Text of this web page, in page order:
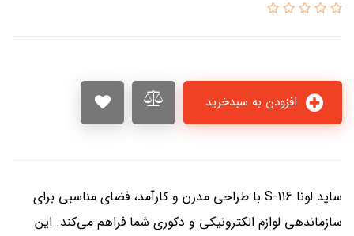
ساید لونا S-116 با طراحی مدرن و کارآمد، فضای مناسبی برای
سازماندهی لوازم الکترونیکی و دکوری شما فراهم می‌کند. این